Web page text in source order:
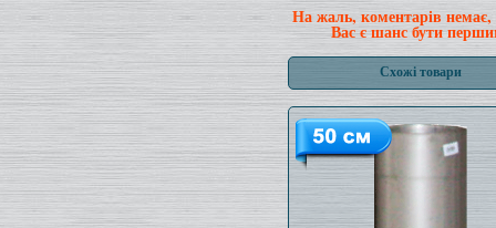
На жаль, коментарів немає,
Вас є шанс бути
Схожі товари